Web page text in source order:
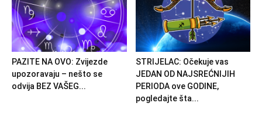
PAZITE NA OVO: Zvijezde
upozoravaju – nešto se
odvija BEZ VAŠEG...
STRIJELAC: Očekuje vas
JEDAN OD NAJSREĆNIJIH
PERIODA ove GODINE,
pogledajte šta...